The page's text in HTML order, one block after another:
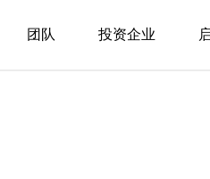
团队 投资企业